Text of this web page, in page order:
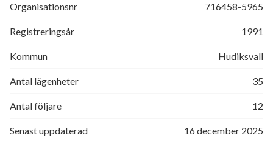
Organisationsnr 716458-5965
Registreringsår 1991
Kommun Hudiksvall
Antal lägenheter 35
Antal följare 12
Senast uppdaterad 16 december 2025